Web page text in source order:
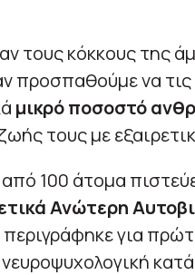
τους κόκκους της
προσπαθούμε να
μικρό ποσοστό
τους με
100 άτομα
Ανώτερη
για
νευροψυχολογική